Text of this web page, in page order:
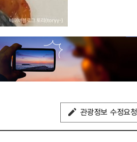
관광정보 수정요청